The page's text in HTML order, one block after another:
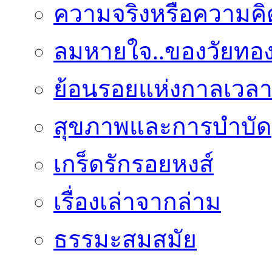
ความจริงหรือความ
ลมหายใจ..ของวัยทอ
ย้อนรอยแห่งกาลเวลา
สุขภาพและการบำบัด
เกร็ดรักรอยหงส์
เรื่องเล่าจากล่าม
ธรรมะสมสมัย